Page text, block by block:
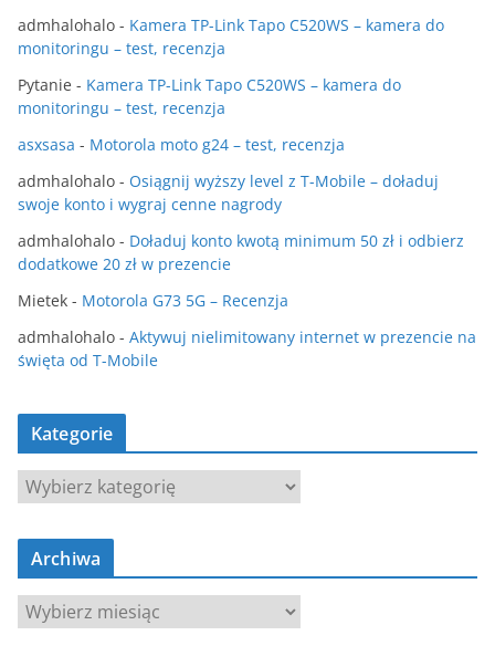
admhalohalo - Kamera TP-Link Tapo C520WS – kamera do
monitoringu – test, recenzja
Pytanie - Kamera TP-Link Tapo C520WS – kamera do
monitoringu – test, recenzja
asxsasa - Motorola moto g24 – test, recenzja
admhalohalo - Osiągnij wyższy level z T-Mobile – doładuj
swoje konto i wygraj cenne nagrody
admhalohalo - Doładuj konto kwotą minimum 50 zł i odbierz
dodatkowe 20 zł w prezencie
Mietek - Motorola G73 5G – Recenzja
admhalohalo - Aktywuj nielimitowany internet w prezencie na
święta od T-Mobile
Kategorie
K
a
t
g
Archiwa
A
r